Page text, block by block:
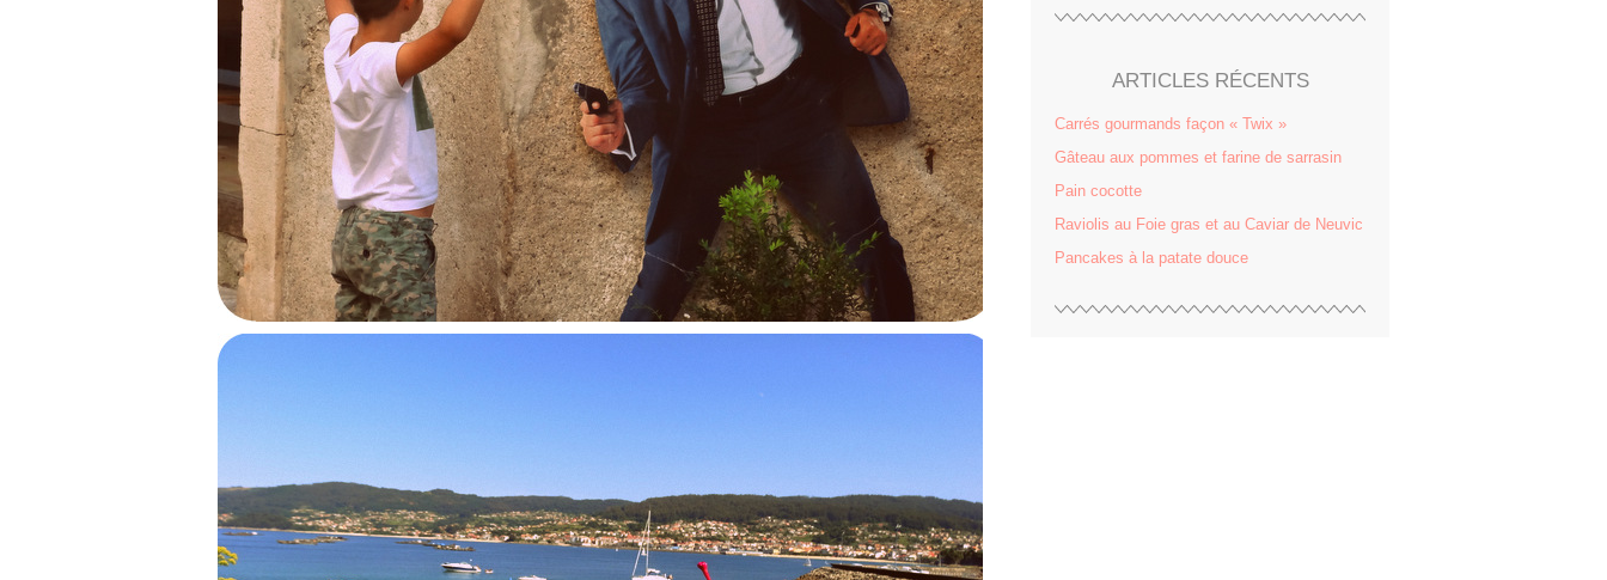
ARTICLES RÉCENTS
Carrés gourmands façon « Twix »
Gâteau aux pommes et farine de sarrasin
Pain cocotte
Raviolis au Foie gras et au Caviar de Neuvic
Pancakes à la patate douce